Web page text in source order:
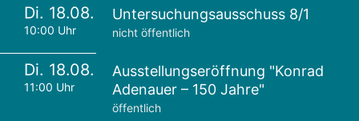
Di. 18.08.
10:00 Uhr
Untersuchungsausschuss 8/1
nicht öffentlich
Di. 18.08.
11:00 Uhr
Ausstellungseröffnung "Konrad
Adenauer – 150 Jahre"
öffentlich